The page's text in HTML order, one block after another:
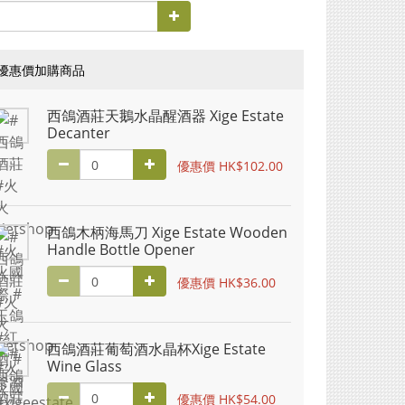
惠價加購商品
西鴿酒莊天鵝水晶醒酒器 Xige Estate
Decanter
優惠價 HK$102.00
西鴿木柄海馬刀 Xige Estate Wooden
Handle Bottle Opener
優惠價 HK$36.00
西鴿酒莊葡萄酒水晶杯Xige Estate
Wine Glass
優惠價 HK$54.00